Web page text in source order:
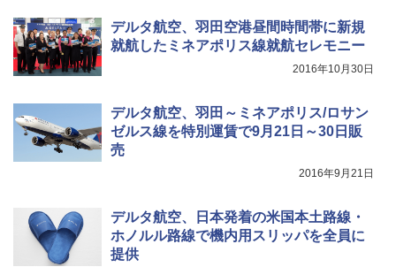
デルタ航空、羽田空港昼間時間帯に新規
就航したミネアポリス線就航セレモニー
2016年10月30日
デルタ航空、羽田～ミネアポリス/ロサン
ゼルス線を特別運賃で9月21日～30日販
売
2016年9月21日
デルタ航空、日本発着の米国本土路線・
ホノルル路線で機内用スリッパを全員に
提供